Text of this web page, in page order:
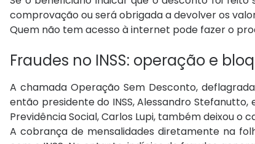
comprovação ou será obrigada a devolver os
Quem não tem acesso à internet pode fazer o
Fraudes no INSS: operação e
A chamada Operação Sem Desconto,
então presidente do INSS, Alessandro
Previdência Social, Carlos Lupi, também deixou o
A cobrança de mensalidades diretamente na